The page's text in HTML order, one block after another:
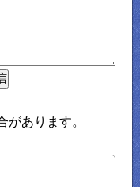
があります。